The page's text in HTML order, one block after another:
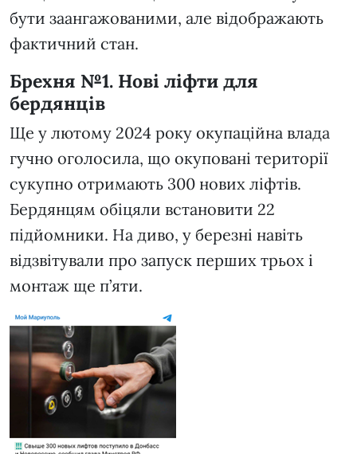
бути заангажованими, але відображають
фактичний стан.
Брехня №1. Нові ліфти для
бердянців
Ще у лютому 2024 року окупаційна влада
гучно оголосила, що окуповані території
сукупно отримають 300 нових ліфтів.
Бердянцям обіцяли встановити 22
підйомники. На диво, у березні навіть
відзвітували про запуск перших трьох і
монтаж ще п’яти.